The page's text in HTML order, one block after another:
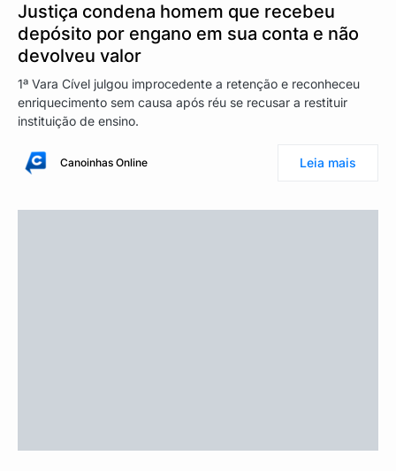
Justiça condena homem que recebeu
depósito por engano em sua conta e não
devolveu valor
1ª Vara Cível julgou improcedente a retenção e reconheceu
enriquecimento sem causa após réu se recusar a restituir
instituição de ensino.
Canoinhas Online Leia mais